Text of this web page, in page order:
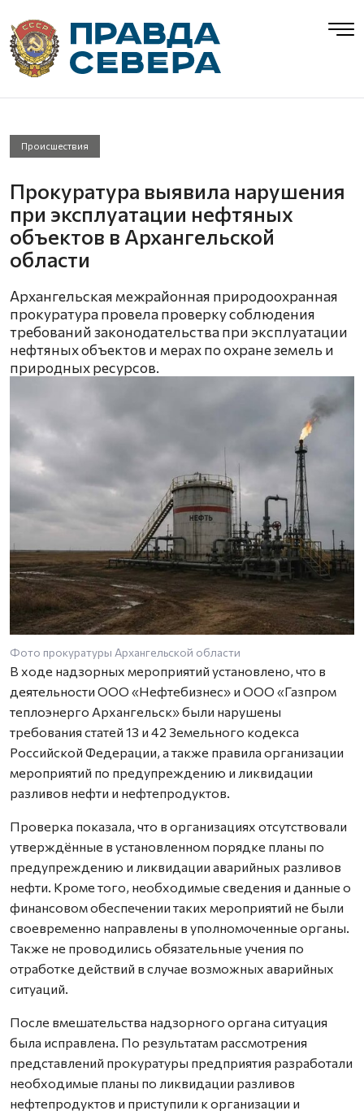
Происшествия
Прокуратура выявила нарушения
при эксплуатации нефтяных
объектов в Архангельской
области
Архангельская межрайонная природоохранная
прокуратура провела проверку соблюдения
требований законодательства при эксплуатации
нефтяных объектов и мерах по охране земель и
природных ресурсов.
Фото прокуратуры Архангельской области
В ходе надзорных мероприятий установлено, что в
деятельности ООО «Нефтебизнес» и ООО «Газпром
теплоэнерго Архангельск» были нарушены
требования статей 13 и 42 Земельного кодекса
Российской Федерации, а также правила организации
мероприятий по предупреждению и ликвидации
разливов нефти и нефтепродуктов.
Проверка показала, что в организациях отсутствовали
утверждённые в установленном порядке планы по
предупреждению и ликвидации аварийных разливов
нефти. Кроме того, необходимые сведения и данные о
финансовом обеспечении таких мероприятий не были
своевременно направлены в уполномоченные органы.
Также не проводились обязательные учения по
отработке действий в случае возможных аварийных
ситуаций.
После вмешательства надзорного органа ситуация
была исправлена. По результатам рассмотрения
представлений прокуратуры предприятия разработали
необходимые планы по ликвидации разливов
нефтепродуктов и приступили к организации и